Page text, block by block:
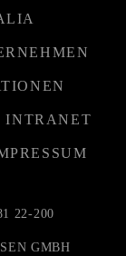
INTRANET
22-200
GMBH